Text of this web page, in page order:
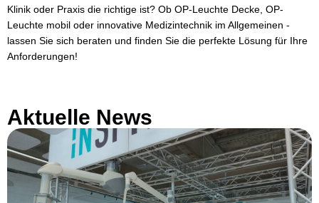
Klinik oder Praxis die richtige ist? Ob OP-Leuchte Decke, OP-
Leuchte mobil oder innovative Medizintechnik im Allgemeinen -
lassen Sie sich beraten und finden Sie die perfekte Lösung für Ihre
Anforderungen!
Aktuelle News